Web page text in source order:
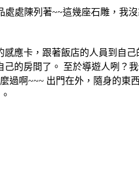
處陳列著~~這幾座石雕，我
應卡，跟著飯店的人員到自
的房間了。 至於導遊人咧
過啊~~~ 出門在外，隨身的